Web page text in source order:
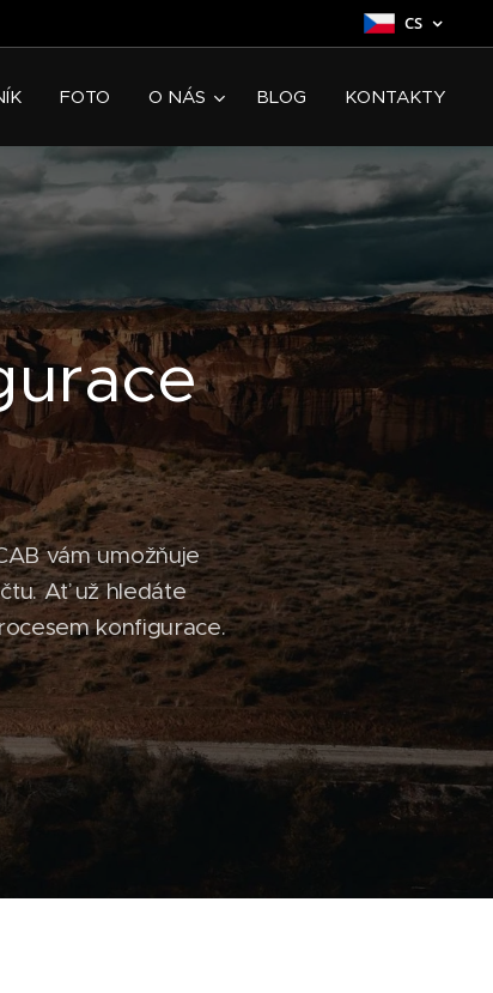
CS
FOTO O NÁS BLOG KONTAKTY
vám umožňuje
Ať už hledáte
konfigurace.